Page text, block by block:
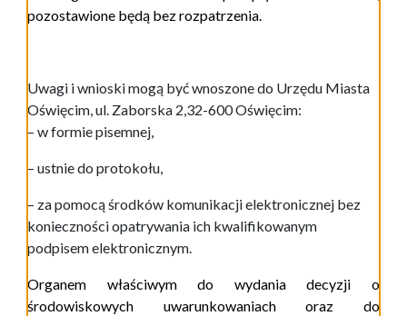
pozostawione będą bez rozpatrzenia.
Uwagi i wnioski mogą być wnoszone do Urzędu Miasta
Oświęcim, ul. Zaborska 2,32-600 Oświęcim:
– w formie pisemnej,
– ustnie do protokołu,
– za pomocą środków komunikacji elektronicznej bez
konieczności opatrywania ich kwalifikowanym
podpisem elektronicznym.
Organem właściwym do wydania decyzji o
środowiskowych uwarunkowaniach oraz do